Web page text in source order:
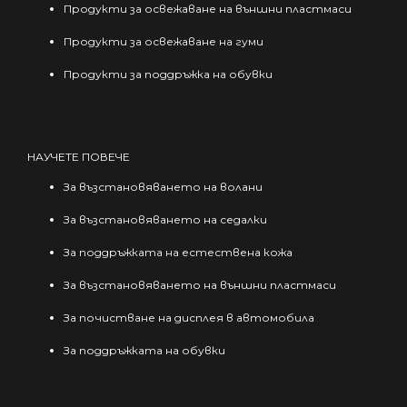
Продукти за освежаване на външни пластмаси
Продукти за освежаване на гуми
Продукти за поддръжка на обувки
НАУЧЕТЕ ПОВЕЧЕ
За възстановяването на волани
За възстановяването на седалки
За поддръжката на естествена кожа
За възстановяването на външни пластмаси
За почистване на дисплея в автомобила
За поддръжката на обувки